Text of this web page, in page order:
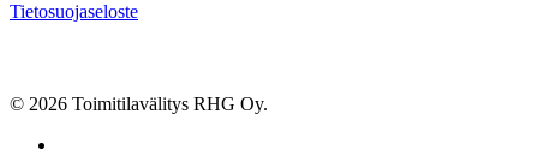
Tietosuojaseloste
© 2026 Toimitilavälitys RHG Oy.